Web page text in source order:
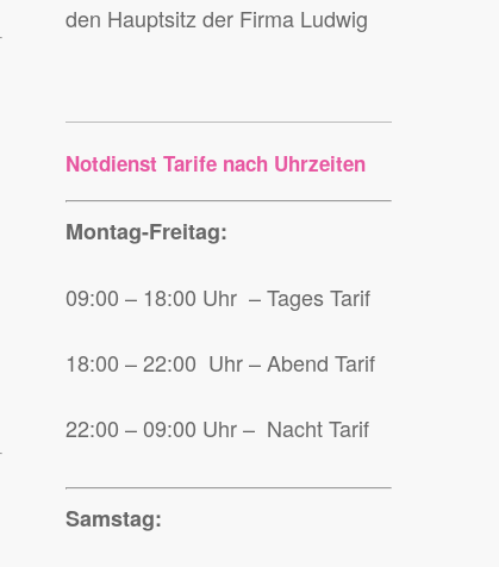
den Hauptsitz der Firma Ludwig
Notdienst Tarife nach Uhrzeiten
Montag-Freitag:
09:00 – 18:00 Uhr – Tages Tarif
18:00 – 22:00 Uhr – Abend Tarif
22:00 – 09:00 Uhr – Nacht Tarif
Samstag: